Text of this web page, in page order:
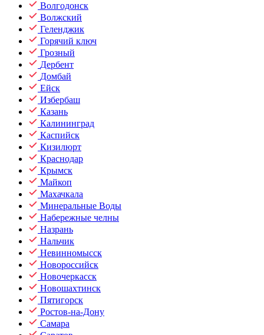
Волгодонск
Волжский
Геленджик
Горячий ключ
Грозный
Дербент
Домбай
Ейск
Избербаш
Казань
Калининград
Каспийск
Кизилюрт
Краснодар
Крымск
Майкоп
Махачкала
Минеральные Воды
Набережные челны
Назрань
Нальчик
Невинномысск
Новороссийск
Новочеркасск
Новошахтинск
Пятигорск
Ростов-на-Дону
Самара